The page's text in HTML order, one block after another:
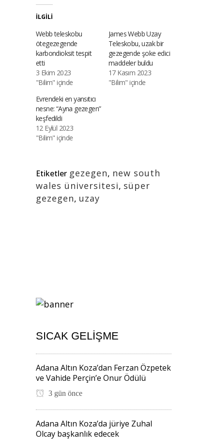
İLGILI
Webb teleskobu
ötegezegende
karbondioksit tespit
etti
3 Ekim 2023
"Bilim" içinde
James Webb Uzay
Teleskobu, uzak bir
gezegende şoke edici
maddeler buldu
17 Kasım 2023
"Bilim" içinde
Evrendeki en yansıtıcı
nesne: “Ayna gezegen”
keşfedildi
12 Eylül 2023
"Bilim" içinde
Etiketler gezegen, new south
wales üniversitesi, süper
gezegen, uzay
SICAK GELIŞME
Adana Altın Koza’dan Ferzan Özpetek
ve Vahide Perçin’e Onur Ödülü
3 gün önce
Adana Altın Koza’da jüriye Zuhal
Olcay başkanlık edecek